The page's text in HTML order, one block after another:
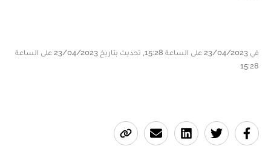
في 23/04/2023 على الساعة 15:28, تحديث بتاريخ 23/04/2023 على الساعة
15:28